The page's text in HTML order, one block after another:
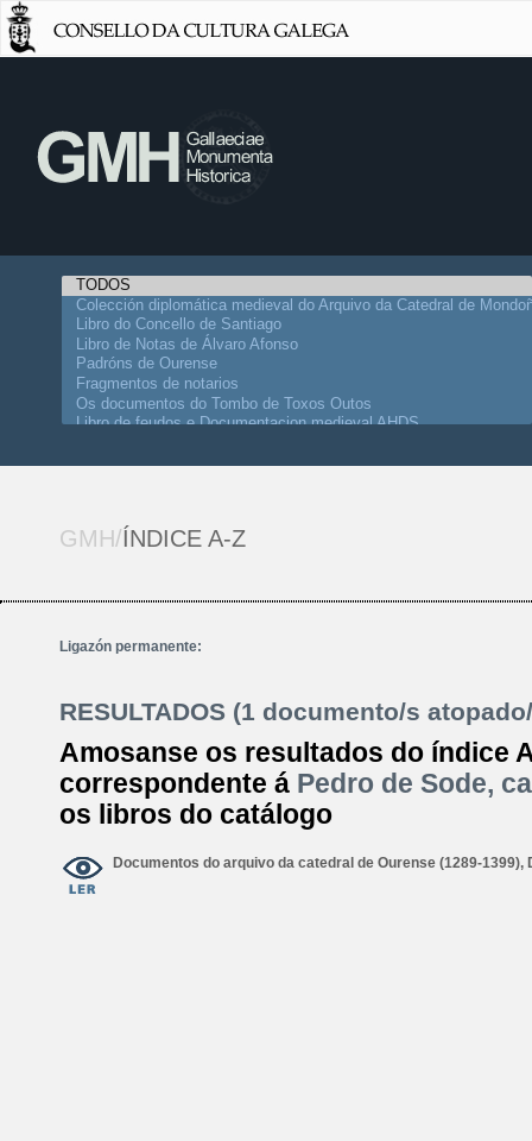
GMH/ÍNDICE A-Z
Ligazón permanente:
RESULTADOS (1 documento/s
Amosanse os resultados do índice
correspondente á Pedro de Sode,
os libros do catálogo
Documentos do arquivo da catedral de Ourense (1289-1399),